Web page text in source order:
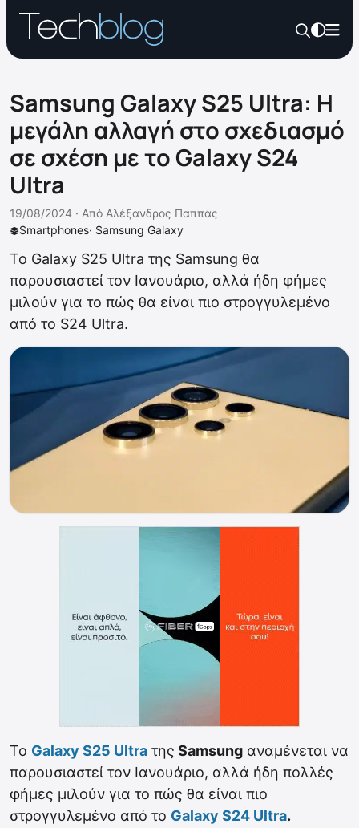
Samsung Galaxy S25 Ultra: Η
μεγάλη αλλαγή στο σχεδιασμό
σε σχέση με το Galaxy S24
Ultra
Smartphones· Samsung Galaxy
19/08/2024 · Από Αλέξανδρος Παππάς
Το Galaxy S25 Ultra της Samsung θα
παρουσιαστεί τον Ιανουάριο, αλλά ήδη φήμες
μιλούν για το πώς θα είναι πιο στρογγυλεμένο
από το S24 Ultra.
Το Galaxy S25 Ultra της Samsung αναμένεται να
παρουσιαστεί τον Ιανουάριο, αλλά ήδη πολλές
φήμες μιλούν για το πώς θα είναι πιο
στρογγυλεμένο από το Galaxy S24 Ultra.